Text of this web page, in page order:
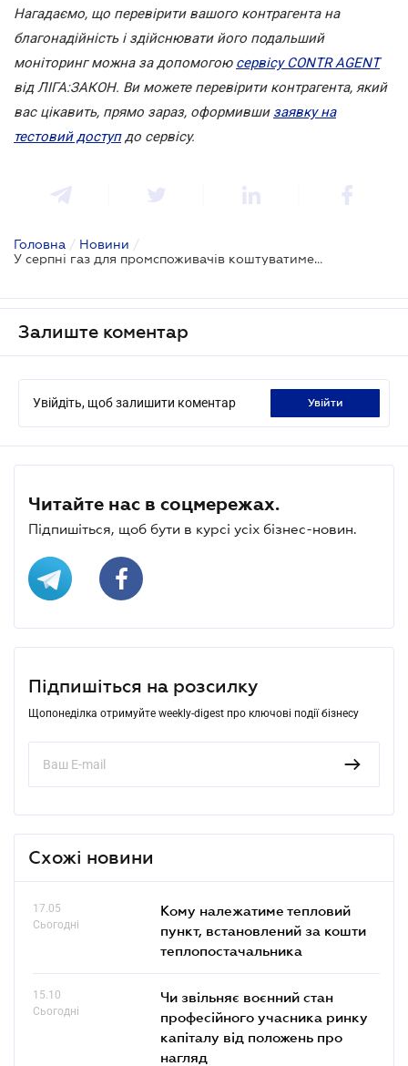
Нагадаємо, що перевірити вашого контрагента на
благонадійність і здійснювати його подальший
моніторинг можна за допомогою сервісу CONTR AGENT
від ЛІГА:ЗАКОН. Ви можете перевірити контрагента, який
вас цікавить, прямо зараз, оформивши заявку на
тестовий доступдо сервісу.
Головна / Новини /
У серпні газ для промспоживачів коштуватиме на 7,2 - 7,5% дешевше, ніж у липні
Залиште коментар
Увійдіть, щоб залишити коментар увійти
Читайте нас в соцмережах.
Підпишіться, щоб бути в курсі усіх бізнес-новин.
Підпишіться на розсилку
Щопонеділка отримуйте weekly-digest про ключові події бізнесу
Схожі новини
17.05
Сьогодні
Кому належатиме тепловий
пункт, встановлений за кошти
теплопостачальника
15.10
Сьогодні
Чи звільняє воєнний стан
професійного учасника ринку
капіталу від положень про
нагляд